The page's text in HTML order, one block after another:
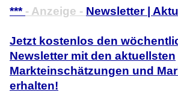
*** - Anzeige - Newsletter |
Jetzt kostenlos den
Newsletter mit den aktuellsten
Markteinschätzungen und
erhalten!